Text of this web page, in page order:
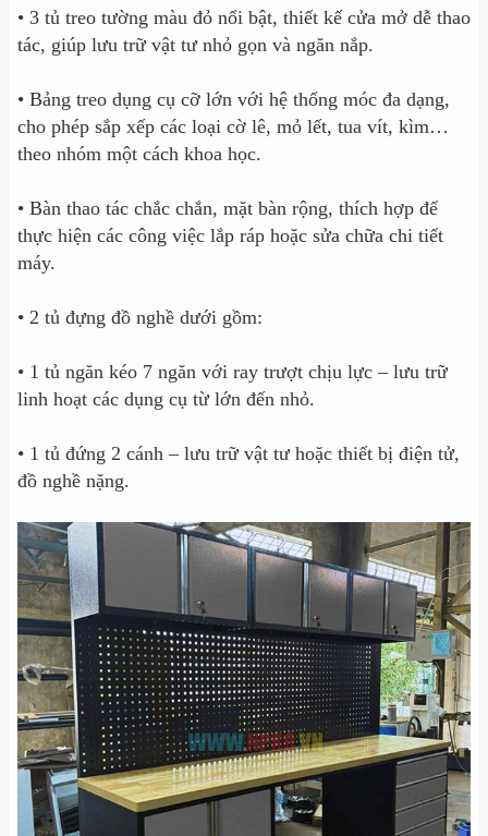
• 3 tủ treo tường màu đỏ nổi bật, thiết kế cửa mở dễ thao
tác, giúp lưu trữ vật tư nhỏ gọn và ngăn nắp.
• Bảng treo dụng cụ cỡ lớn với hệ thống móc đa dạng,
cho phép sắp xếp các loại cờ lê, mỏ lết, tua vít, kìm…
theo nhóm một cách khoa học.
• Bàn thao tác chắc chắn, mặt bàn rộng, thích hợp để
thực hiện các công việc lắp ráp hoặc sửa chữa chi tiết
máy.
• 2 tủ đựng đồ nghề dưới gồm:
• 1 tủ ngăn kéo 7 ngăn với ray trượt chịu lực – lưu trữ
linh hoạt các dụng cụ từ lớn đến nhỏ.
• 1 tủ đứng 2 cánh – lưu trữ vật tư hoặc thiết bị điện tử,
đồ nghề nặng.